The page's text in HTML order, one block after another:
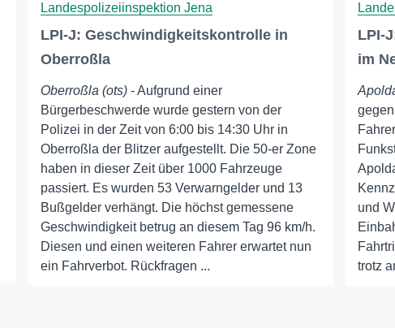
Landespolizeiinspektion Jena
LPI-J: Geschwindigkeitskontrolle in
Oberroßla
Oberroßla (ots)- Aufgrund einer
Bürgerbeschwerde wurde gestern von der
Polizei in der Zeit von 6:00 bis 14:30 Uhr in
Oberroßla der Blitzer aufgestellt. Die 50-er Zone
haben in dieser Zeit über 1000 Fahrzeuge
passiert. Es wurden 53 Verwarngelder und 13
Bußgelder verhängt. Die höchst gemessene
Geschwindigkeit betrug an diesem Tag 96 km/h.
Diesen und einen weiteren Fahrer erwartet nun
ein Fahrverbot. Rückfragen ...
LPI-
im
und
trotz